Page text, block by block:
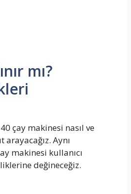
mı?
çay makinesi nasıl ve
arayacağız. Aynı
makinesi kullanıcı
değineceğiz.